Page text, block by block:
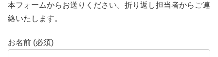
本フォームからお送りください。折り返し担当者からご連
絡いたします。
お名前 (必須)